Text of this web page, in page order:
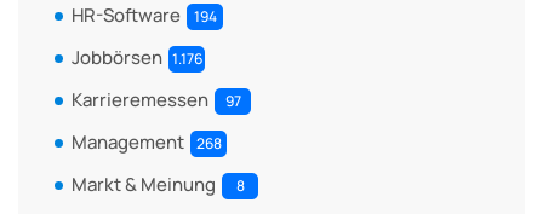
HR-Software 194
Jobbörsen 1.176
Karrieremessen 97
Management 268
Markt & Meinung 8